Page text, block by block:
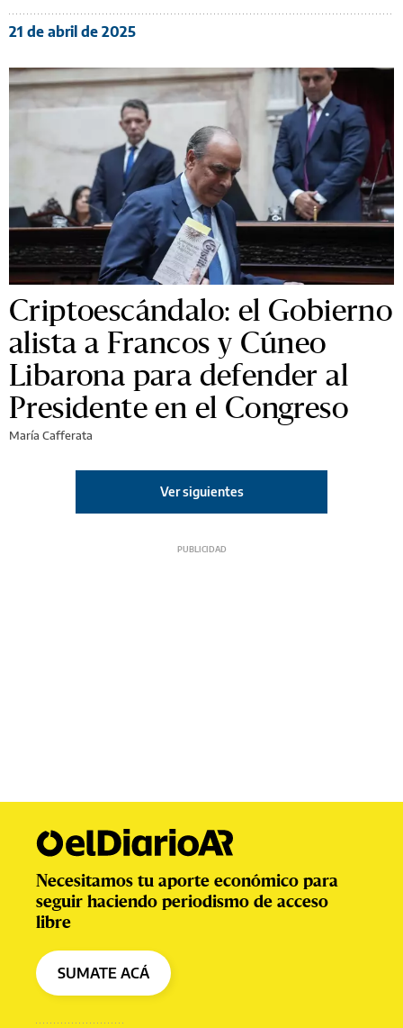
21 de abril de 2025
Criptoescándalo: el Gobierno
alista a Francos y Cúneo
Libarona para defender al
Presidente en el Congreso
María Cafferata
Ver siguientes
Necesitamos tu aporte económico para
seguir haciendo periodismo de acceso
libre
SUMATE ACÁ